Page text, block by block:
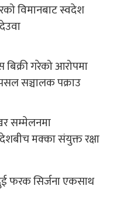
विमानबाट स्वदेश
बिक्री गरेको आरोपमा
सञ्चालक पक्राउ
सम्मेलनमा
मक्का संयुक्त रक्षा
फरक सिर्जना एकसाथ